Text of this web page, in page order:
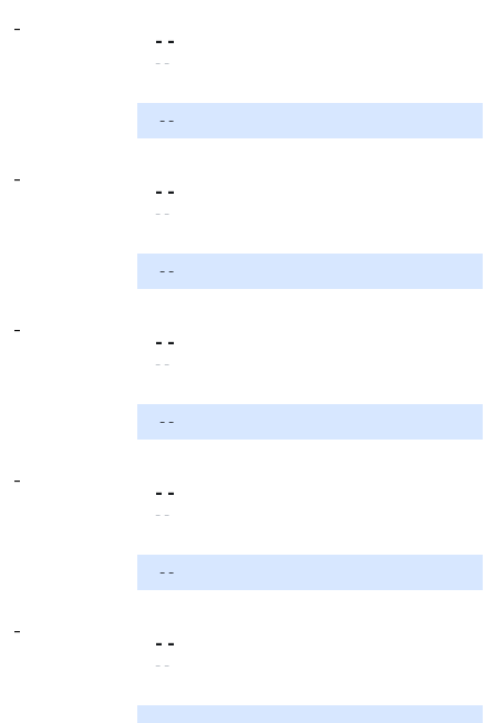
-
- -
- -
- -
-
- -
- -
- -
-
- -
- -
- -
-
- -
- -
- -
-
- -
- -